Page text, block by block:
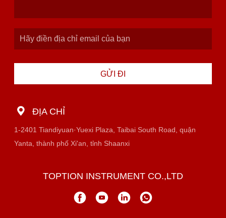
GỬI ĐI
ĐỊA CHỈ
1-2401 Tiandiyuan·Yuexi Plaza, Taibai South Road, quận
Yanta, thành phố Xi'an, tỉnh Shaanxi
TOPTION INSTRUMENT CO.,LTD